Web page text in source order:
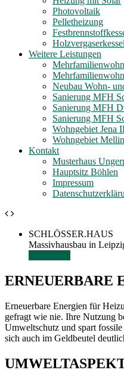
Photovoltaik
Pelletheizung
Weitere Leistungen
Neubau Wohn-
Sanierung MFH
Sanierung MFH
Sanierung MFH
Wohngebiet Jena
Wohngebiet
Kontakt
Musterhaus
Hauptsitz Böhlen
Impressum
SCHLÖSSER.HAUS
Massivhausbau in
ERNEUERBARE
Erneuerbare Energien für
gefragt wie nie. Ihre Nutzung
Umweltschutz und spart
sich auch im Geldbeutel